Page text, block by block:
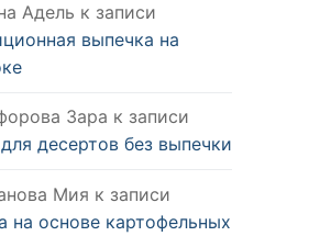
Адель к записи
выпечка на
Зара к записи
десертов без выпечки
Мия к записи
на основе картофельных